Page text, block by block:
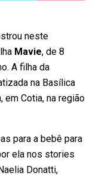
neste
Mavie, de 8
A filha da
na Basílica
em Cotia, na região
para a bebê para
ela nos stories
Donatti,